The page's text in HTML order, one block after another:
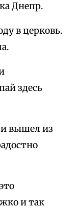
Днепр.
в церковь.
здесь
и вышел из
и так